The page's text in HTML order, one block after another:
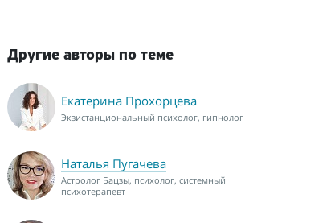
Другие авторы по теме
Екатерина Прохорцева
Экзистанциональный психолог, гипнолог
Наталья Пугачева
Астролог Бацзы, психолог, системный
психотерапевт